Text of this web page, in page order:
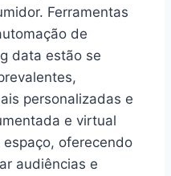
Ferramentas
de
data estão se
personalizadas e
e virtual
oferecendo
audiências e